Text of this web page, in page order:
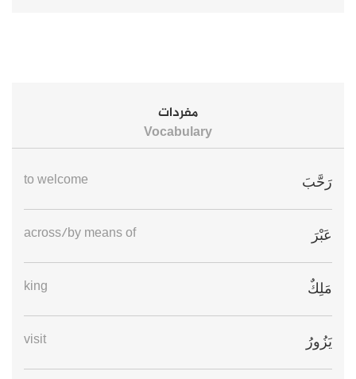
مفردات
Vocabulary
رَحَّبَ to welcome
عَبْرَ across/by means of
مَلِكٌ king
يَزُورُ visit